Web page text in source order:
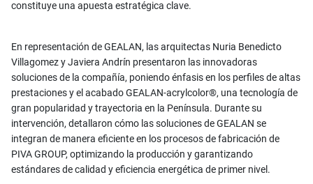
constituye una apuesta estratégica clave.
En representación de GEALAN, las arquitectas Nuria Benedicto
Villagomez y Javiera Andrín presentaron las innovadoras
soluciones de la compañía, poniendo énfasis en los perfiles de altas
prestaciones y el acabado GEALAN-acrylcolor®, una tecnología de
gran popularidad y trayectoria en la Península. Durante su
intervención, detallaron cómo las soluciones de GEALAN se
integran de manera eficiente en los procesos de fabricación de
PIVA GROUP, optimizando la producción y garantizando
estándares de calidad y eficiencia energética de primer nivel.